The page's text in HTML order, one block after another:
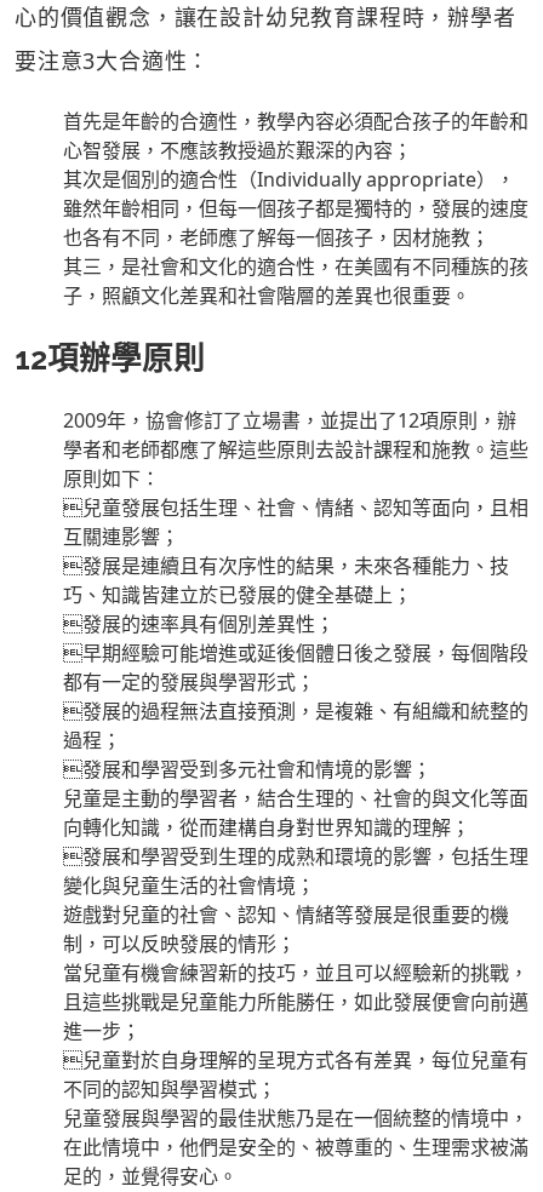
心的價值觀念，讓在設計幼兒教育課程時，辦學者
要注意3大合適性：
首先是年齡的合適性，教學內容必須配合孩子的年齡和
心智發展，不應該教授過於艱深的內容；
其次是個別的適合性（Individually appropriate），
雖然年齡相同，但每一個孩子都是獨特的，發展的速度
也各有不同，老師應了解每一個孩子，因材施教；
其三，是社會和文化的適合性，在美國有不同種族的孩
子，照顧文化差異和社會階層的差異也很重要。
12項辦學原則
2009年，協會修訂了立場書，並提出了12項原則，辦
學者和老師都應了解這些原則去設計課程和施教。這些
原則如下：
兒童發展包括生理、社會、情緒、認知等面向，且相
互關連影響；
發展是連續且有次序性的結果，未來各種能力、技
巧、知識皆建立於已發展的健全基礎上；
發展的速率具有個別差異性；
早期經驗可能增進或延後個體日後之發展，每個階段
都有一定的發展與學習形式；
發展的過程無法直接預測，是複雜、有組織和統整的
過程；
發展和學習受到多元社會和情境的影響；
兒童是主動的學習者，結合生理的、社會的與文化等面
向轉化知識，從而建構自身對世界知識的理解；
發展和學習受到生理的成熟和環境的影響，包括生理
變化與兒童生活的社會情境；
遊戲對兒童的社會、認知、情緒等發展是很重要的機
制，可以反映發展的情形；
當兒童有機會練習新的技巧，並且可以經驗新的挑戰，
且這些挑戰是兒童能力所能勝任，如此發展便會向前邁
進一步；
兒童對於自身理解的呈現方式各有差異，每位兒童有
不同的認知與學習模式；
兒童發展與學習的最佳狀態乃是在一個統整的情境中，
在此情境中，他們是安全的、被尊重的、生理需求被滿
足的，並覺得安心。